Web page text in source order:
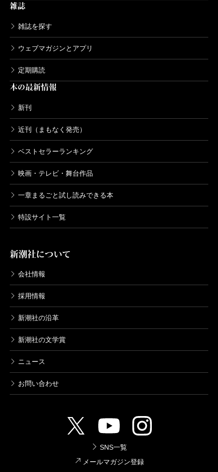
雑誌
雑誌を探す
ウェブマガジンとアプリ
定期購読
本の最新情報
新刊
近刊（まもなく発売）
ベストセラーランキング
映画・テレビ・舞台作品
一章まるごと試し読みできる本
特設サイト一覧
新潮社について
会社情報
採用情報
新潮社の沿革
新潮社の文学賞
ニュース
お問い合わせ
SNS一覧
メールマガジン登録